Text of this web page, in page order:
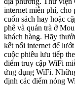
internet miễn phí, cho
cuốn sách hay hoặc
phê và quán trà ở
khách hàng. Hãy
kết nối internet để
cuộc phiêu lưu tiếp
điểm truy cập WiFi
ứng dụng WiFi.
định các điểm nóng